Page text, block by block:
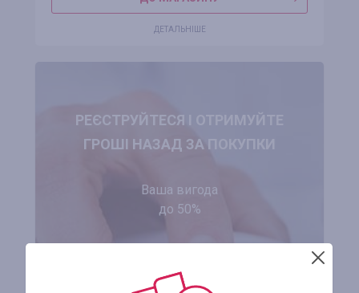
ДЕТАЛЬНІШЕ
РЕЄСТРУЙТЕСЯ І ОТРИМУЙТЕ
ГРОШІ НАЗАД ЗА ПОКУПКИ
Ваша вигода
до 50%
ЗАРЕЄСТРУВАТИСЯ